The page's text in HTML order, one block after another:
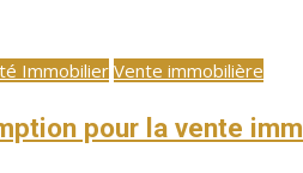
ImmobilierVente immobilière
pour la vente